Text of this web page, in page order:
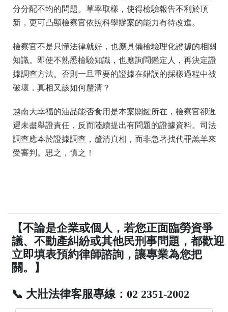
分分配不均的問題。草率取樣，使得檢驗報告不利於頂
新，更可凸顯檢察官依照科學辦案的能力有待改進。
檢察官不是只懂法律就好，也應具備檢驗理化證據的相關
知識。即使不熟悉檢驗知識，也應詢問鑑定人，再決定證
據調查方法。否則一旦重要的證據在錯誤的採樣過程中被
破壞，真相又該如何釐清？
越南大幸福的油品能否食用是本案關鍵所在，檢察官卻遲
遲未盡舉證責任，反而陸續提出有問題的證據資料。司法
調查應本於證據調查，釐清真相，而非急著找代罪羔羊來
受審判。思之，慎之！
【不論是企業或個人，若您正面臨勞資爭
議、不動產糾紛或其他民刑事問題，都歡迎
立即填表預約律師諮詢，讓專業為您把
關。】
📞 大壯法律客服專線：02 2351-2002